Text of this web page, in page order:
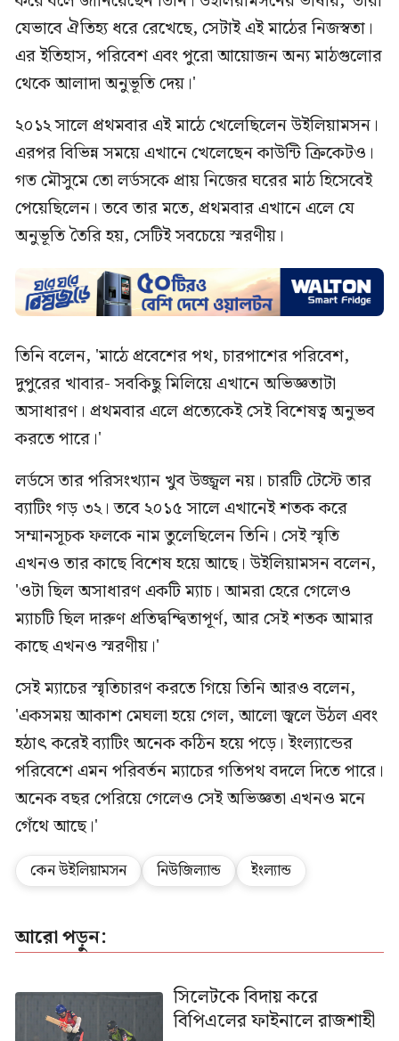
যেভাবে ঐতিহ্য ধরে রেখেছে, সেটাই এই মাঠের নিজস্বতা।
এর ইতিহাস, পরিবেশ এবং পুরো আয়োজন অন্য মাঠগুলোর
থেকে আলাদা অনুভূতি দেয়।'
২০১২ সালে প্রথমবার এই মাঠে খেলেছিলেন উইলিয়ামসন।
এরপর বিভিন্ন সময়ে এখানে খেলেছেন কাউন্টি ক্রিকেটও।
গত মৌসুমে তো লর্ডসকে প্রায় নিজের ঘরের মাঠ হিসেবেই
পেয়েছিলেন। তবে তার মতে, প্রথমবার এখানে এলে যে
অনুভূতি তৈরি হয়, সেটিই সবচেয়ে স্মরণীয়।
তিনি বলেন, 'মাঠে প্রবেশের পথ, চারপাশের পরিবেশ,
দুপুরের খাবার- সবকিছু মিলিয়ে এখানে অভিজ্ঞতাটা
অসাধারণ। প্রথমবার এলে প্রত্যেকেই সেই বিশেষত্ব অনুভব
করতে পারে।'
লর্ডসে তার পরিসংখ্যান খুব উজ্জ্বল নয়। চারটি টেস্টে তার
ব্যাটিং গড় ৩২। তবে ২০১৫ সালে এখানেই শতক করে
সম্মানসূচক ফলকে নাম তুলেছিলেন তিনি। সেই স্মৃতি
এখনও তার কাছে বিশেষ হয়ে আছে। উইলিয়ামসন বলেন,
'ওটা ছিল অসাধারণ একটি ম্যাচ। আমরা হেরে গেলেও
ম্যাচটি ছিল দারুণ প্রতিদ্বন্দ্বিতাপূর্ণ, আর সেই শতক আমার
কাছে এখনও স্মরণীয়।'
সেই ম্যাচের স্মৃতিচারণ করতে গিয়ে তিনি আরও বলেন,
'একসময় আকাশ মেঘলা হয়ে গেল, আলো জ্বলে উঠল এবং
হঠাৎ করেই ব্যাটিং অনেক কঠিন হয়ে পড়ে। ইংল্যান্ডের
পরিবেশে এমন পরিবর্তন ম্যাচের গতিপথ বদলে দিতে পারে।
অনেক বছর পেরিয়ে গেলেও সেই অভিজ্ঞতা এখনও মনে
গেঁথে আছে।'
কেন উইলিয়ামসন নিউজিল্যান্ড ইংল্যান্ড
আরো পড়ুন:
সিলেটকে বিদায় করে
বিপিএলের ফাইনালে রাজশাহী